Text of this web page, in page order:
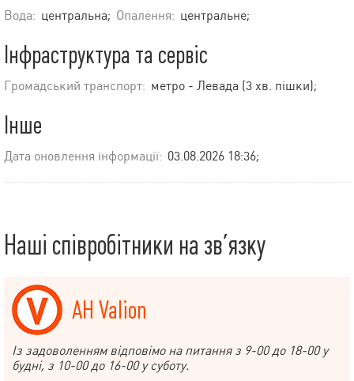
Вода: центральна; Опалення: центральне;
Інфраструктура та сервіс
Громадський транспорт: метро - Левада (3 хв. пішки);
Інше
Дата оновлення інформації: 03.08.2026 18:36;
Наші співробітники на зв’язку
АН Valion
Із задоволенням відповімо на питання з 9-00 до 18-00 у
будні, з 10-00 до 16-00 у суботу.